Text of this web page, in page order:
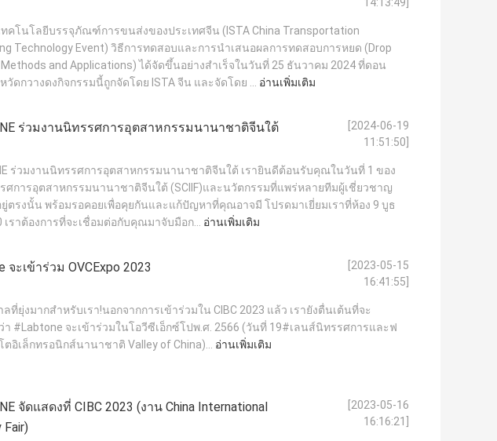
14:13:49]
ทคโนโลยีบรรจุภัณฑ์การขนส่งของประเทศจีน (ISTA China Transportation
Technology Event) วิธีการทดสอบและการนําเสนอผลการทดสอบการหยด (Drop
and Applications) ได้จัดขึ้นอย่างสําเร็จในวันที่ 25 ธันวาคม 2024 ที่ดอน
วัดกวางดงกิจกรรมนี้ถูกจัดโดย ISTA จีน และจัดโดย ... อ่านเพิ่มเติม
ร่วมงานนิทรรศการอุตสาหกรรมนานาชาติจีนใต้
[2024-06-19
11:51:50]
ร่วมงานนิทรรศการอุตสาหกรรมนานาชาติจีนใต้ เรายินดีต้อนรับคุณในวันที่ 1 ของ
ศการอุตสาหกรรมนานาชาติจีนใต้ (SCIIF)และนวัตกรรมที่แพร่หลายทีมผู้เชี่ยวชาญ
ยู่ตรงนั้น พร้อมรอคอยเพื่อคุยกันและแก้ปัญหาที่คุณอาจมี โปรดมาเยี่ยมเราที่ห้อง 9 บูธ
เราต้องการที่จะเชื่อมต่อกับคุณมาจับมือก... อ่านเพิ่มเติม
จะเข้าร่วม OVCExpo 2023
[2023-05-15
16:41:55]
ลที่ยุ่งมากสำหรับเรา!นอกจากการเข้าร่วมใน CIBC 2023 แล้ว เรายังตื่นเต้นที่จะ
า #Labtone จะเข้าร่วมในโอวีซีเอ็กซ์โปพ.ศ. 2566 (วันที่ 19#เลนส์นิทรรศการและฟ
ตอิเล็กทรอนิกส์นานาชาติ Valley of China)... อ่านเพิ่มเติม
จัดแสดงที่ CIBC 2023 (งาน China International
Fair)
[2023-05-16
16:16:21]